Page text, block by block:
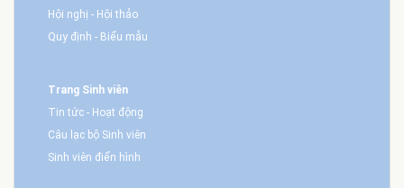
Hội nghị - Hội thảo
Quy định - Biểu mẫu
Trang Sinh viên
Tin tức - Hoạt động
Câu lạc bộ Sinh viên
Sinh viên điển hình